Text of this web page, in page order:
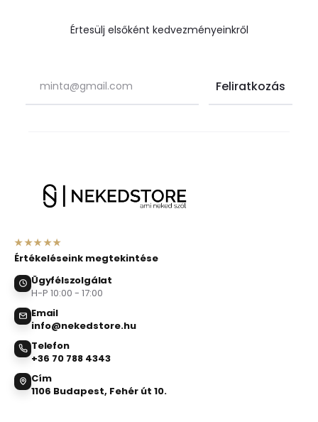
Értesülj elsőként kedvezményeinkről
★★★★★
Értékeléseink megtekintése
Ügyfélszolgálat
H-P 10:00 - 17:00
Email
info@nekedstore.hu
Telefon
+36 70 788 4343
Cím
1106 Budapest, Fehér út 10.